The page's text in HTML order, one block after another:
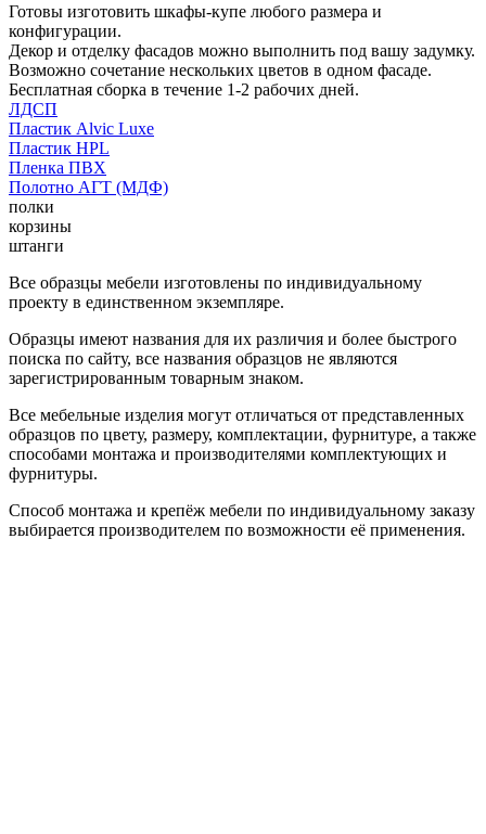
Готовы изготовить шкафы-купе любого размера и
конфигурации.
Декор и отделку фасадов можно выполнить под вашу задумку.
Возможно сочетание нескольких цветов в одном фасаде.
Бесплатная сборка в течение 1-2 рабочих дней.
ЛДСП
Пластик Alvic Luxe
Пластик HPL
Пленка ПВХ
Полотно АГТ (МДФ)
полки
корзины
штанги
Все образцы мебели изготовлены по индивидуальному
проекту в единственном экземпляре.
Образцы имеют названия для их различия и более быстрого
поиска по сайту, все названия образцов не являются
зарегистрированным товарным знаком.
Все мебельные изделия могут отличаться от представленных
образцов по цвету, размеру, комплектации, фурнитуре, а также
способами монтажа и производителями комплектующих и
фурнитуры.
Способ монтажа и крепёж мебели по индивидуальному заказу
выбирается производителем по возможности её применения.